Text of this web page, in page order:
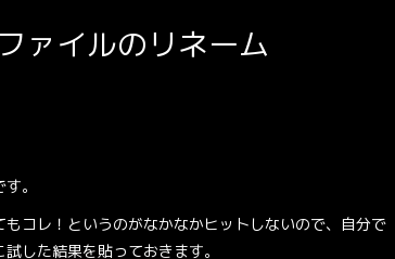
ァイルのリネーム
。
もコレ！というのがなかなかヒットしないので、自分で
試した結果を貼っておきます。